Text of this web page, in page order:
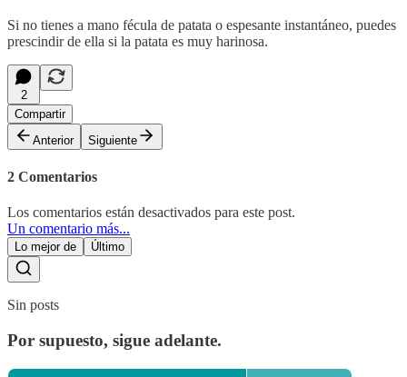
Si no tienes a mano fécula de patata o espesante instantáneo, puedes
prescindir de ella si la patata es muy harinosa.
2
Compartir
Anterior
Siguiente
2 Comentarios
Los comentarios están desactivados para este post.
Un comentario más...
Lo mejor de Último
Sin posts
Por supuesto, sigue adelante.